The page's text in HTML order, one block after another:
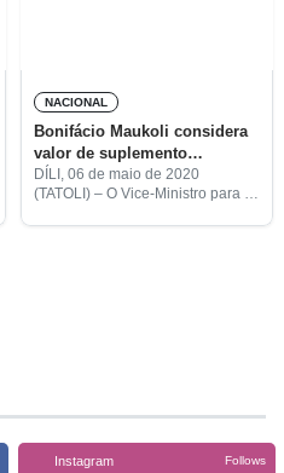
NACIONAL
Bonifácio Maukoli considera
valor de suplemento
remuneratório razoável
DÍLI, 06 de maio de 2020
(TATOLI) – O Vice-Ministro para o
Instagram Follows